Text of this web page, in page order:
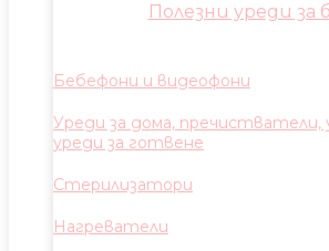
Полезни уреди за
Бебефони и видеофони
Уреди за дома, пречистватели,
уреди за готвене
Стерилизатори
Нагреватели